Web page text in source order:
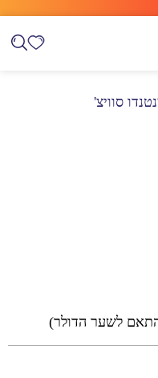
סוויצ'
לשער הדולר)